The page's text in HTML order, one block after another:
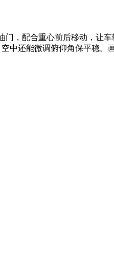
，配合重心前后移动，让
中还能微调俯仰角保平稳。